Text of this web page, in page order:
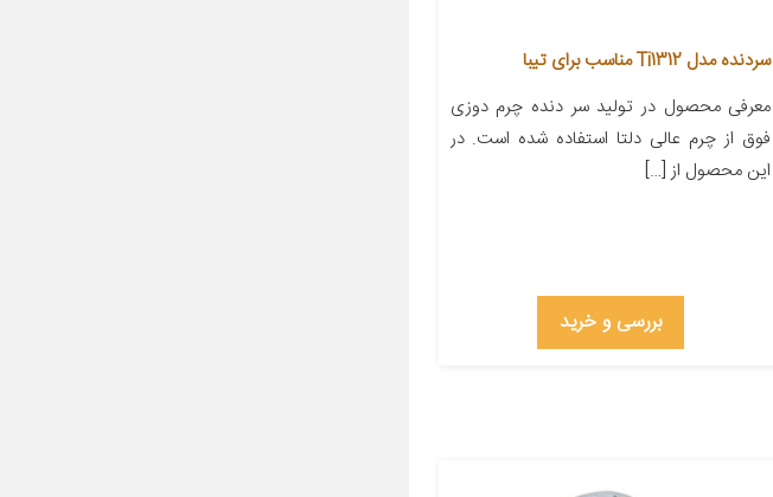
سردنده مدل Ti1312 مناسب برای تیبا
معرفی محصول در تولید سر دنده چرم دوزی
فوق از چرم عالی دلتا استفاده شده است. در
این محصول از […]
بررسی و خرید